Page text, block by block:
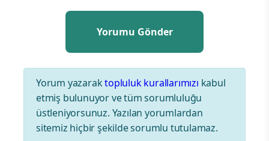
Yorum yazaraktopluluk kurallarımızı kabul
etmiş bulunuyor ve tüm sorumluluğu
üstleniyorsunuz. Yazılan yorumlardan
sitemiz hiçbir şekilde sorumlu tutulamaz.